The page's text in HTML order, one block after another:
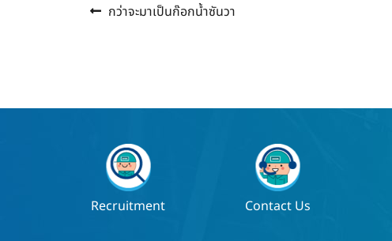
แนะแนว
Previous
กว่าจะมาเป็นก๊อกน้ำซันวา
Recruitment Contact Us